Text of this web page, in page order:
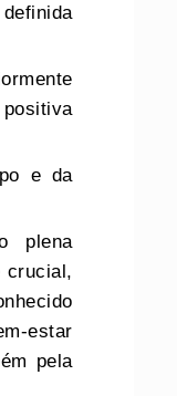
positiva
e da
plena
crucial,
estar
pela